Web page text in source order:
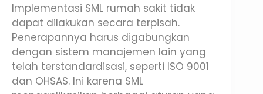
Implementasi SML rumah sakit tidak
dapat dilakukan secara terpisah.
Penerapannya harus digabungkan
dengan sistem manajemen lain yang
telah terstandardisasi, seperti ISO 9001
dan OHSAS. Ini karena SML